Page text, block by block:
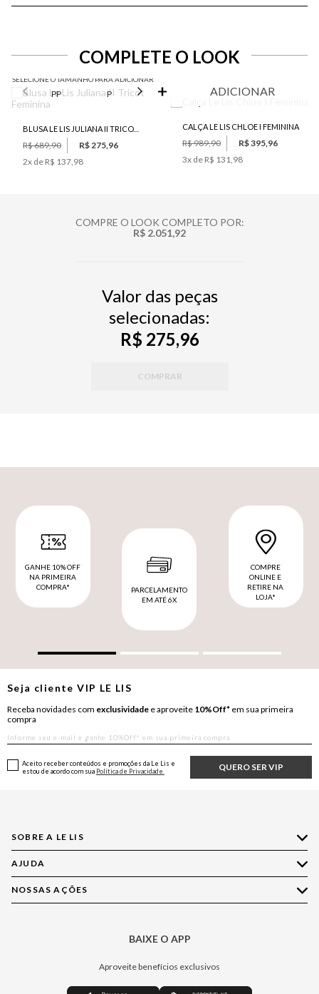
COMPLETE O LOOK
SELECIONE O TAMANHO PARA ADICIONAR
PP P M G
BLUSA LE LIS JULIANA II TRICOT FEMININA
R$ 689,90
R$ 275,96
2x de R$ 137,98
ADICIONAR
CALÇA LE LIS CHLOE I FEMININA
R$ 989,90
R$ 395,96
3x de R$ 131,98
COMPRE O LOOK COMPLETO POR:
R$ 2.051,92
Valor das peças
selecionadas:
R$ 275,96
COMPRAR
GANHE 10% OFF
NA PRIMEIRA
COMPRA*
PARCELAMENTO
EM ATÉ 6X
COMPRE
ONLINE E
RETIRE NA
LOJA*
Seja clienteVIP LE LIS
Receba novidades com exclusividade e aproveite 10%Off* em sua primeira
compra
QUERO SER VIP
Aceito receber conteúdos e promoções da Le Lis e
estou de acordo com sua Política de Privacidade.
SOBRE A LE LIS
Quem Somos
Nossas Lojas
Política de Privacidade
AJUDA
Compre pelo WhatsApp
Central de Relacionamento
NOSSAS AÇÕES
BAIXE O APP
Aproveite benefícios exclusivos